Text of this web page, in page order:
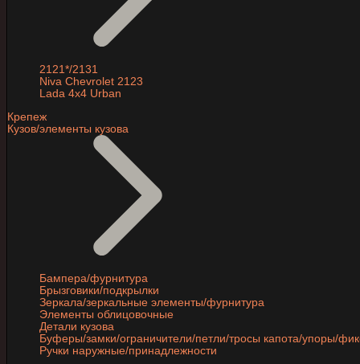
2121*/2131
Niva Chevrolet 2123
Lada 4x4 Urban
Крепеж
Кузов/элементы кузова
Бампера/фурнитура
Брызговики/подкрылки
Зеркала/зеркальные элементы/фурнитура
Элементы облицовочные
Детали кузова
Буферы/замки/ограничители/петли/тросы капота/упоры/
Ручки наружные/принадлежности